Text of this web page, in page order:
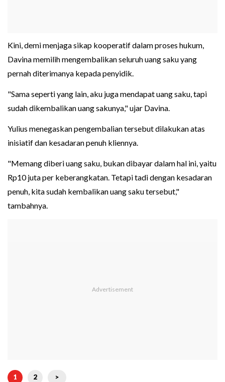
Kini, demi menjaga sikap kooperatif dalam proses hukum,
Davina memilih mengembalikan seluruh uang saku yang
pernah diterimanya kepada penyidik.
"Sama seperti yang lain, aku juga mendapat uang saku, tapi
sudah dikembalikan uang sakunya," ujar Davina.
Yulius menegaskan pengembalian tersebut dilakukan atas
inisiatif dan kesadaran penuh kliennya.
"Memang diberi uang saku, bukan dibayar dalam hal ini, yaitu
Rp10 juta per keberangkatan. Tetapi tadi dengan kesadaran
penuh, kita sudah kembalikan uang saku tersebut,"
tambahnya.
1 2 >